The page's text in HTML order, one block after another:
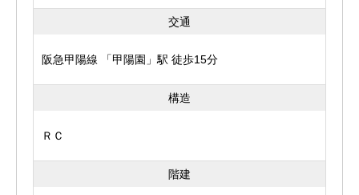
交通
阪急甲陽線 「甲陽園」駅 徒歩15分
構造
ＲＣ
階建